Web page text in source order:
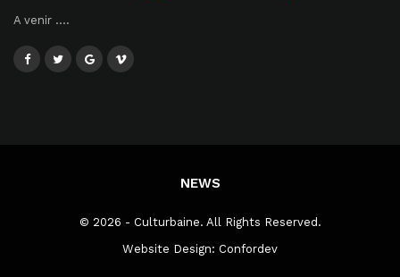
A venir ....
NEWS
© 2026 - Culturbaine. All Rights Reserved.
Website Design: Confordev